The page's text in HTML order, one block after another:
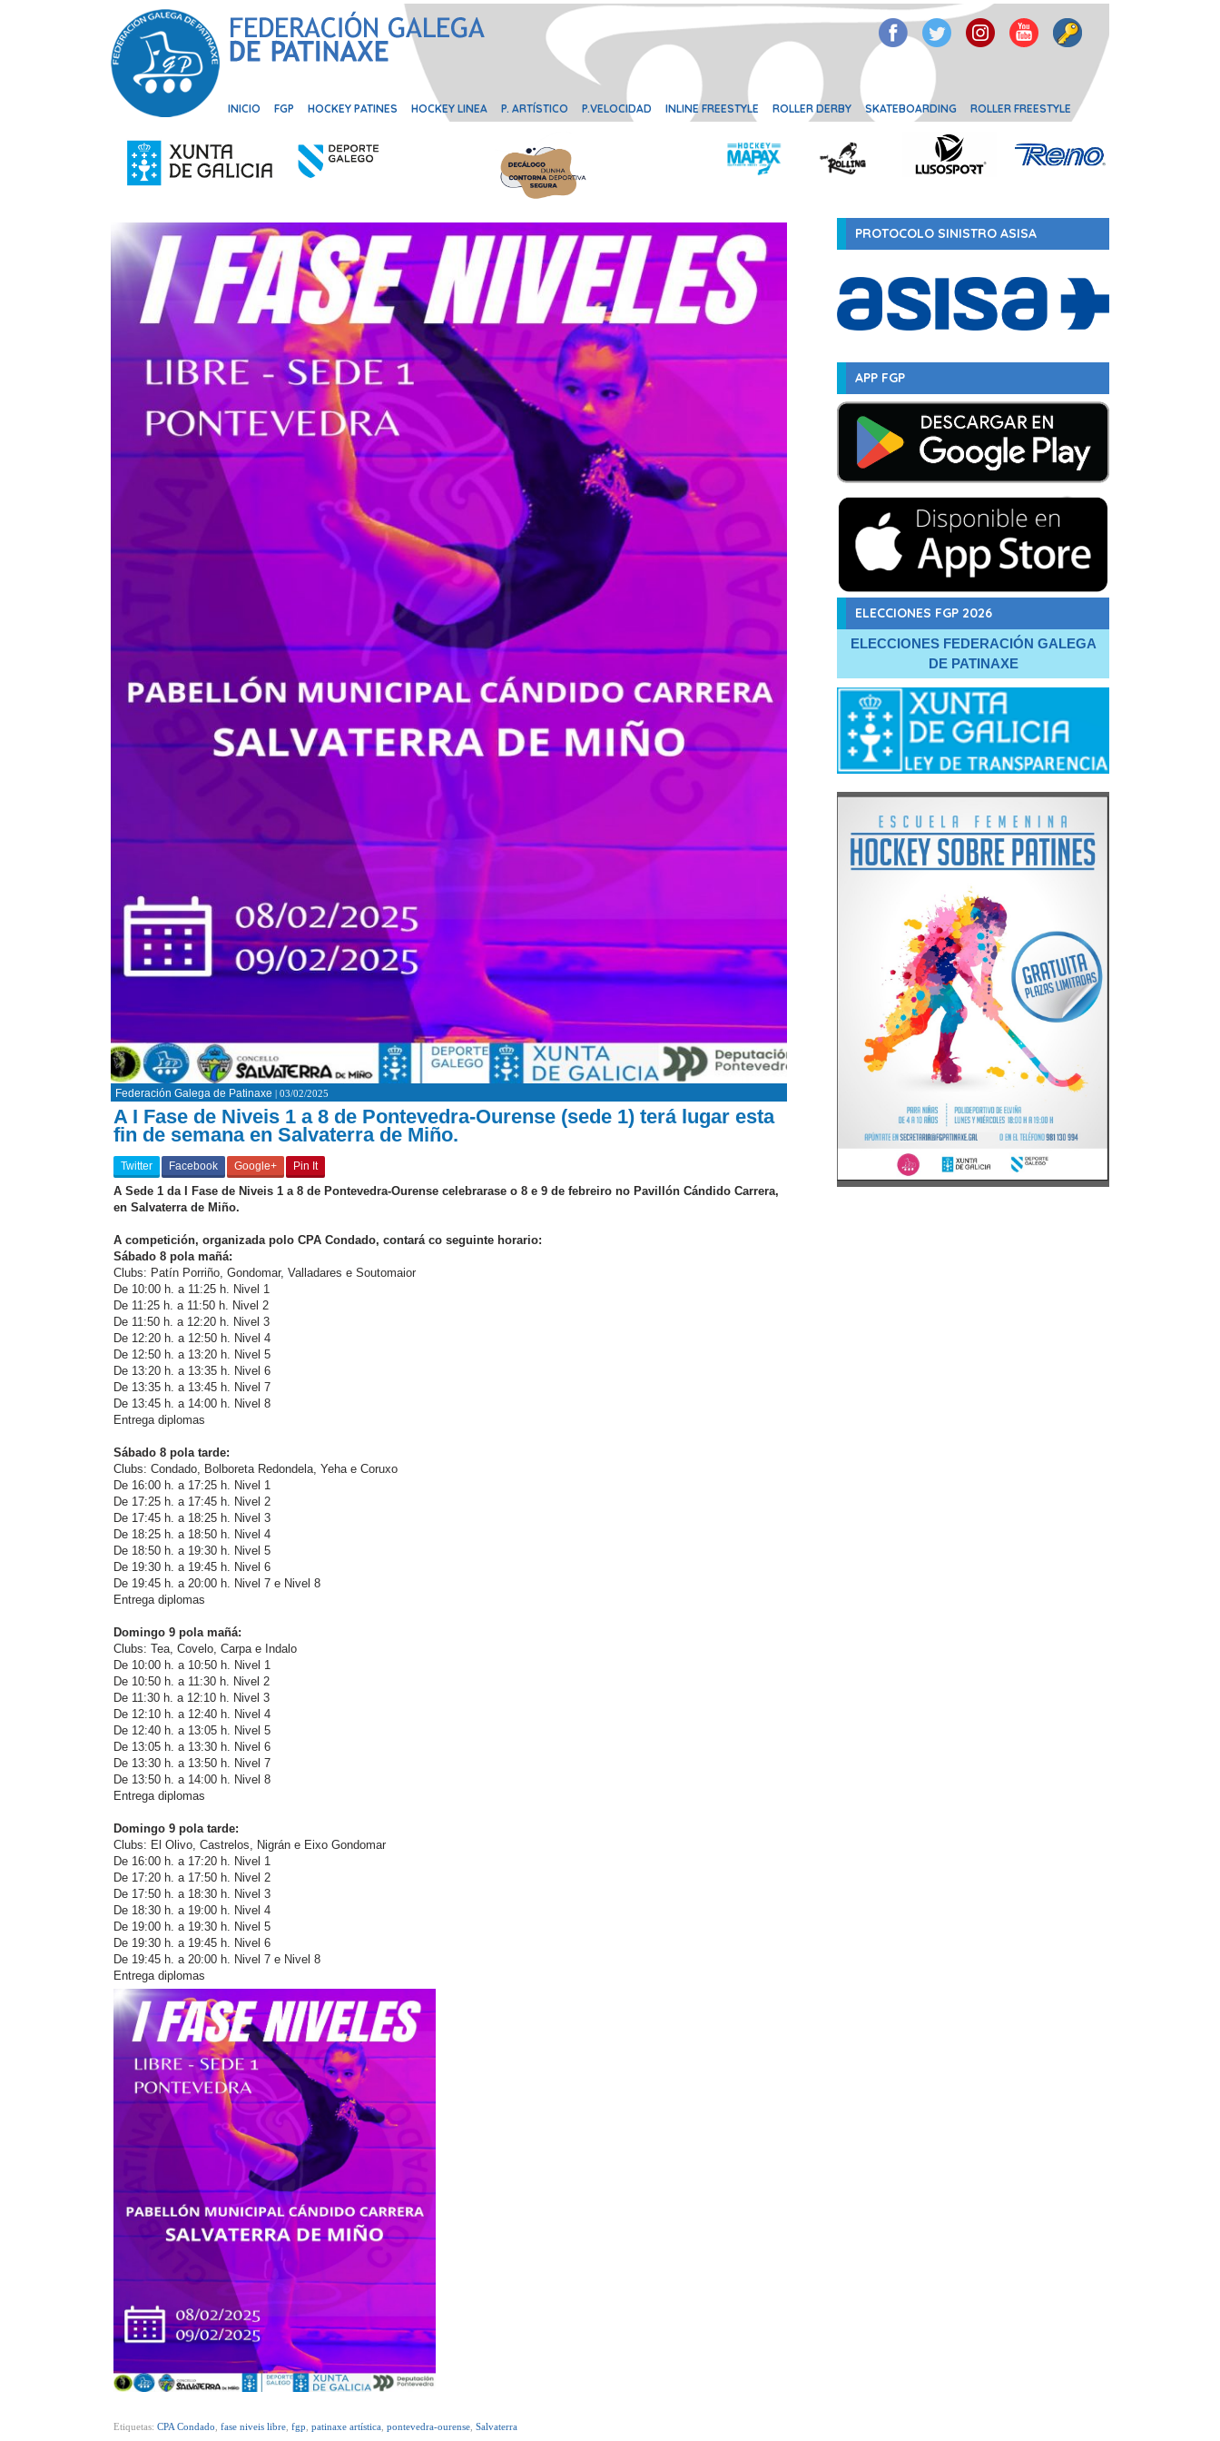
INICIO FGP HOCKEY PATINES HOCKEY LINEA P. ARTÍSTICO P.VELOCIDAD INLINE FREESTYLE ROLLER DERBY SKATEBOARDING ROLLER FREESTYLE
PROTOCOLO SINISTRO ASISA
APP FGP
ELECCIONES FGP 2026
ELECCIONES FEDERACIÓN GALEGA
DE PATINAXE
Federación Galega de Patinaxe | 03/02/2025
A I Fase de Niveis 1 a 8 de Pontevedra-Ourense (sede 1) terá lugar esta
fin de semana en Salvaterra de Miño.
Twitter Facebook Google+ Pin It
A Sede 1 da I Fase de Niveis 1 a 8 de Pontevedra-Ourense celebrarase o 8 e 9 de febreiro no Pavillón Cándido Carrera,
en Salvaterra de Miño.
A competición, organizada polo CPA Condado, contará co seguinte horario:
Sábado 8 pola mañá:
Clubs: Patín Porriño, Gondomar, Valladares e Soutomaior
De 10:00 h. a 11:25 h. Nivel 1
De 11:25 h. a 11:50 h. Nivel 2
De 11:50 h. a 12:20 h. Nivel 3
De 12:20 h. a 12:50 h. Nivel 4
De 12:50 h. a 13:20 h. Nivel 5
De 13:20 h. a 13:35 h. Nivel 6
De 13:35 h. a 13:45 h. Nivel 7
De 13:45 h. a 14:00 h. Nivel 8
Entrega diplomas
Sábado 8 pola tarde:
Clubs: Condado, Bolboreta Redondela, Yeha e Coruxo
De 16:00 h. a 17:25 h. Nivel 1
De 17:25 h. a 17:45 h. Nivel 2
De 17:45 h. a 18:25 h. Nivel 3
De 18:25 h. a 18:50 h. Nivel 4
De 18:50 h. a 19:30 h. Nivel 5
De 19:30 h. a 19:45 h. Nivel 6
De 19:45 h. a 20:00 h. Nivel 7 e Nivel 8
Entrega diplomas
Domingo 9 pola mañá:
Clubs: Tea, Covelo, Carpa e Indalo
De 10:00 h. a 10:50 h. Nivel 1
De 10:50 h. a 11:30 h. Nivel 2
De 11:30 h. a 12:10 h. Nivel 3
De 12:10 h. a 12:40 h. Nivel 4
De 12:40 h. a 13:05 h. Nivel 5
De 13:05 h. a 13:30 h. Nivel 6
De 13:30 h. a 13:50 h. Nivel 7
De 13:50 h. a 14:00 h. Nivel 8
Entrega diplomas
Domingo 9 pola tarde:
Clubs: El Olivo, Castrelos, Nigrán e Eixo Gondomar
De 16:00 h. a 17:20 h. Nivel 1
De 17:20 h. a 17:50 h. Nivel 2
De 17:50 h. a 18:30 h. Nivel 3
De 18:30 h. a 19:00 h. Nivel 4
De 19:00 h. a 19:30 h. Nivel 5
De 19:30 h. a 19:45 h. Nivel 6
De 19:45 h. a 20:00 h. Nivel 7 e Nivel 8
Entrega diplomas
Etiquetas: CPA Condado fase niveis libre fgp patinaxe artística pontevedra-ourense Salvaterra